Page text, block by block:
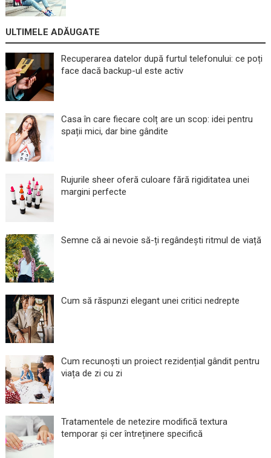
ULTIMELE ADĂUGATE
Recuperarea datelor după furtul telefonului: ce poți
face dacă backup-ul este activ
Casa în care fiecare colț are un scop: idei pentru
spații mici, dar bine gândite
Rujurile sheer oferă culoare fără rigiditatea unei
margini perfecte
Semne că ai nevoie să-ți regândești ritmul de viață
Cum să răspunzi elegant unei critici nedrepte
Cum recunoști un proiect rezidențial gândit pentru
viața de zi cu zi
Tratamentele de netezire modifică textura
temporar și cer întreținere specifică